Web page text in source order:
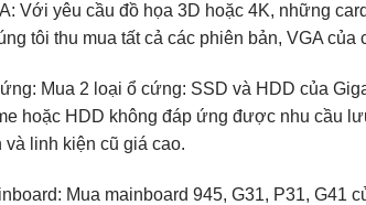
Với yêu cầu đồ họa 3D hoặc 4K, những
tôi thu mua tất cả các phiên bản, VGA
Mua 2 loại ổ cứng: SSD và HDD của
hoặc HDD không đáp ứng được nhu cầu
và linh kiện cũ giá cao.
Mua mainboard 945, G31, P31, G41